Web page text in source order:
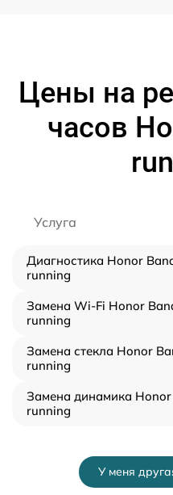
Цены на
часов
Услуга
Диагностика Honor
running
Замена Wi-Fi Honor
running
Замена стекла Honor
running
Замена динамика
running
У меня